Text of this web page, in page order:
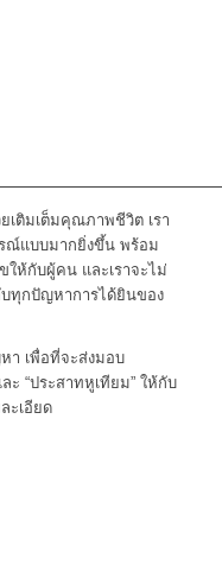
เติมเต็มคุณภาพชีวิต เรา
รณ์แบบมากยิ่งขึ้น พร้อม
ให้กับผู้คน และเราจะไม่
บทุกปัญหาการได้ยินของ
า เพื่อที่จะส่งมอบ
ะ “ประสาทหูเทียม” ให้กับ
ะเอียด